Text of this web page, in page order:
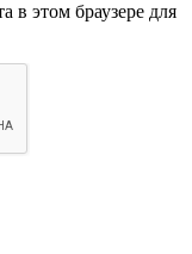
в этом браузере для